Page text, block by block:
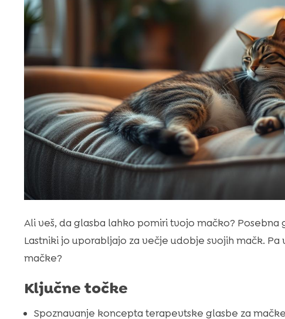
Ali veš, da glasba lahko pomiri tvojo mačko?
Lastniki jo uporabljajo za večje udobje svojih mačk.
mačke?
Ključne točke
Spoznavanje koncepta terapevtske glasbe za mačke